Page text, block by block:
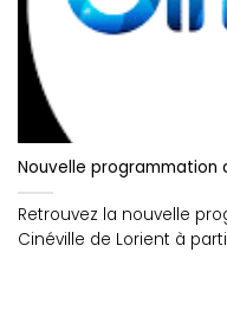
Nouvelle programmation
Retrouvez la nouvelle
Cinéville de Lorient à